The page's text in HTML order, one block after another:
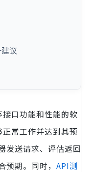
议
口功能和性能的软
常工作并达到其预
发送请求、评估返回
期。同时， API测